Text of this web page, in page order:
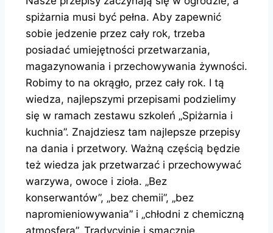
spiżarnia musi być pełna. Aby zapewnić
sobie jedzenie przez cały rok, trzeba
posiadać umiejętności przetwarzania,
magazynowania i przechowywania żywności.
Robimy to na okrągło, przez cały rok. I tą
wiedza, najlepszymi przepisami podzielimy
się w ramach zestawu szkoleń „Spiżarnia i
kuchnia”. Znajdziesz tam najlepsze przepisy
na dania i przetwory. Ważną częścią będzie
też wiedza jak przetwarzać i przechowywać
warzywa, owoce i zioła. „Bez
konserwantów”, „bez chemii”, „bez
napromieniowywania” i „chłodni z chemiczną